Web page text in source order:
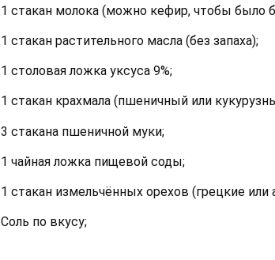
1 стакан молока (можно кефир, чтобы было
1 стакан растительного масла (без запаха);
1 столовая ложка уксуса 9%;
1 стакан крахмала (пшеничный или
3 стакана пшеничной муки;
1 чайная ложка пищевой соды;
1 стакан измельчённых орехов (грецкие или
Соль по вкусу;